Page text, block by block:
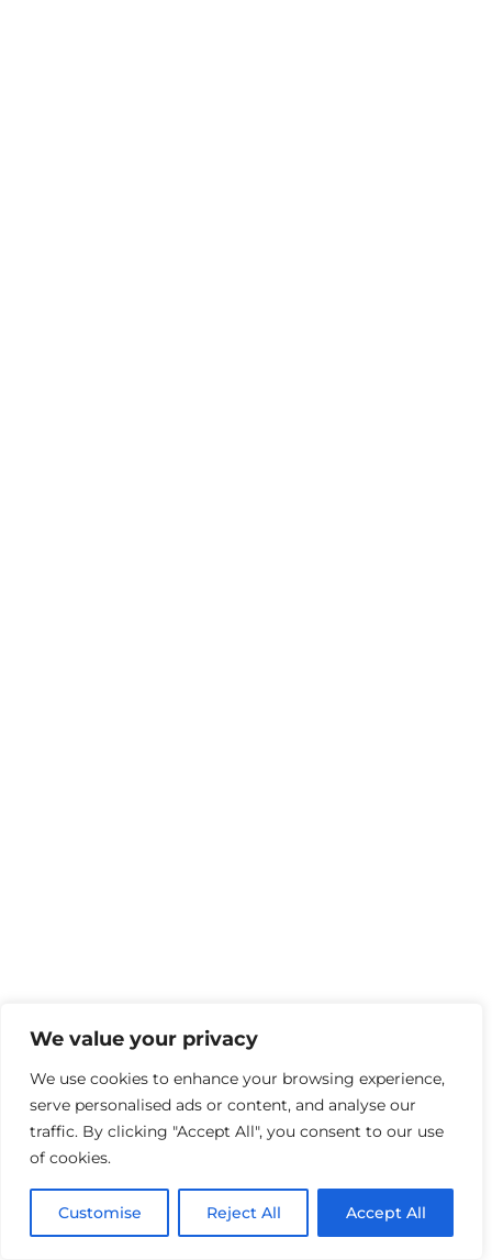
We value your privacy
We use cookies to enhance your browsing experience,
serve personalised ads or content, and analyse our
traffic. By clicking "Accept All", you consent to our use
of cookies.
Customise Reject All Accept All